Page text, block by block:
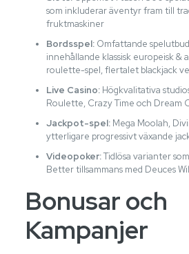
som inkluderar äventyr fram till
fruktmaskiner
Bordsspel:Omfattande
innehållande klassisk europeisk &
roulette-spel, flertalet blackjack
Live Casino:Högkvalitativa
Roulette, Crazy Time och Dream
Jackpot-spel:Mega Moolah,
ytterligare progressivt växande
Videopoker:Tidlösa varianter
Better tillsammans med Deuces
Bonusar och
Kampanjer